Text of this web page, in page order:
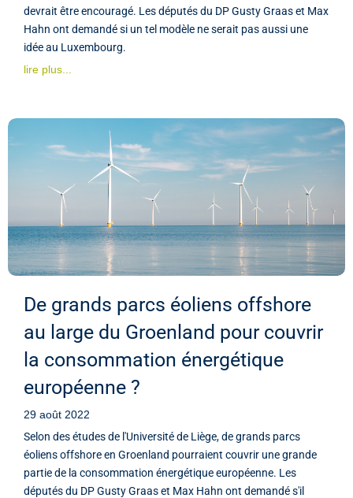
devrait être encouragé. Les députés du DP Gusty Graas et Max
Hahn ont demandé si un tel modèle ne serait pas aussi une
idée au Luxembourg.
lire plus...
De grands parcs éoliens offshore
au large du Groenland pour couvrir
la consommation énergétique
européenne ?
29 août 2022
Selon des études de l'Université de Liège, de grands parcs
éoliens offshore en Groenland pourraient couvrir une grande
partie de la consommation énergétique européenne. Les
députés du DP Gusty Graas et Max Hahn ont demandé s'il